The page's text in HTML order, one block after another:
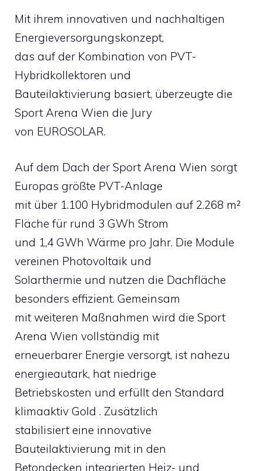
Mit ihrem innovativen und nachhaltigen
Energieversorgungskonzept,
das auf der Kombination von PVT-
Hybridkollektoren und
Bauteilaktivierung basiert, überzeugte die
Sport Arena Wien die Jury
von EUROSOLAR.
Auf dem Dach der Sport Arena Wien sorgt
Europas größte PVT-Anlage
mit über 1.100 Hybridmodulen auf 2.268 m²
Fläche für rund 3 GWh Strom
und 1,4 GWh Wärme pro Jahr. Die Module
vereinen Photovoltaik und
Solarthermie und nutzen die Dachfläche
besonders effizient. Gemeinsam
mit weiteren Maßnahmen wird die Sport
Arena Wien vollständig mit
erneuerbarer Energie versorgt, ist nahezu
energieautark, hat niedrige
Betriebskosten und erfüllt den Standard
klimaaktiv Gold . Zusätzlich
stabilisiert eine innovative
Bauteilaktivierung mit in den
Betondecken integrierten Heiz- und